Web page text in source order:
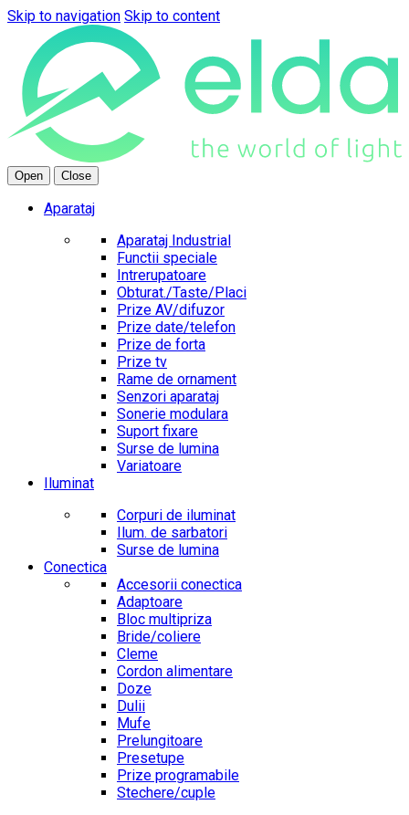
Skip to navigation Skip to content
Open Close
Aparataj
Aparataj Industrial
Functii speciale
Intrerupatoare
Obturat./Taste/Placi
Prize AV/difuzor
Prize date/telefon
Prize de forta
Prize tv
Rame de ornament
Senzori aparataj
Sonerie modulara
Suport fixare
Surse de lumina
Variatoare
Iluminat
Corpuri de iluminat
Ilum. de sarbatori
Surse de lumina
Conectica
Accesorii conectica
Adaptoare
Bloc multipriza
Bride/coliere
Cleme
Cordon alimentare
Doze
Dulii
Mufe
Prelungitoare
Presetupe
Prize programabile
Stechere/cuple